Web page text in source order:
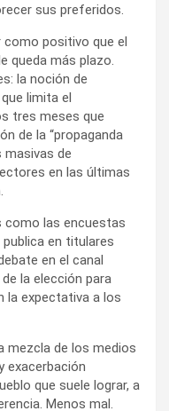
sus preferidos.
positivo que el
queda más plazo.
la noción de
limita el
tres meses que
de la “propaganda
masivas de
en las últimas
como las encuestas
publica en titulares
en el canal
la elección para
la expectativa a los
mezcla de los medios
exacerbación
que suele lograr, a
Menos mal.